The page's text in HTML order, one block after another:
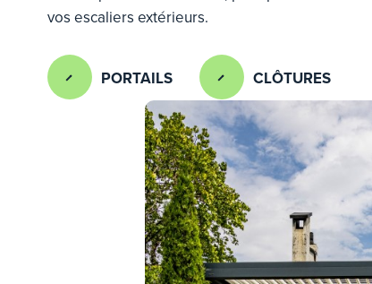
vos escaliers extérieurs.
PORTAILS CLÔTURES